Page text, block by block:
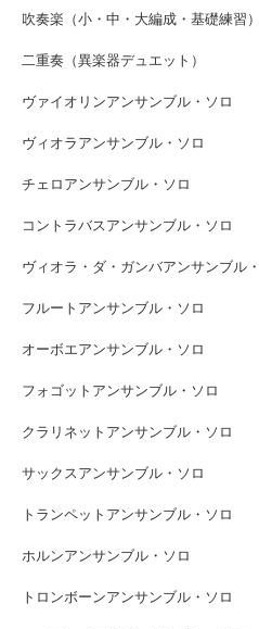
吹奏楽（小・中・大編成・基礎練習）
二重奏（異楽器デュエット）
ヴァイオリンアンサンブル・ソロ
ヴィオラアンサンブル・ソロ
チェロアンサンブル・ソロ
コントラバスアンサンブル・ソロ
ヴィオラ・ダ・ガンバアンサンブル
フルートアンサンブル・ソロ
オーボエアンサンブル・ソロ
フォゴットアンサンブル・ソロ
クラリネットアンサンブル・ソロ
サックスアンサンブル・ソロ
トランペットアンサンブル・ソロ
ホルンアンサンブル・ソロ
トロンボーンアンサンブル・ソロ